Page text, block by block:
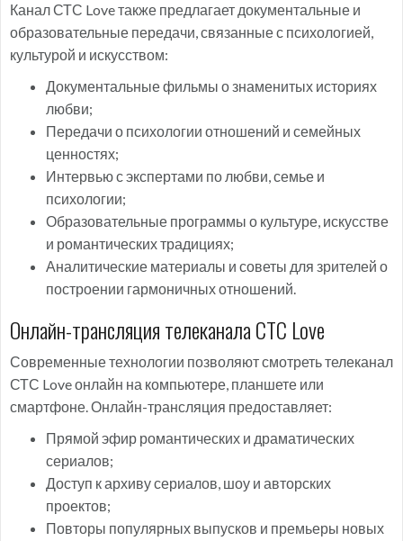
Канал СТС Love также предлагает документальные и
образовательные передачи, связанные с психологией,
культурой и искусством:
Документальные фильмы о знаменитых историях
любви;
Передачи о психологии отношений и семейных
ценностях;
Интервью с экспертами по любви, семье и
психологии;
Образовательные программы о культуре, искусстве
и романтических традициях;
Аналитические материалы и советы для зрителей о
построении гармоничных отношений.
Онлайн-трансляция телеканала СТС Love
Современные технологии позволяют смотреть телеканал
СТС Love онлайн на компьютере, планшете или
смартфоне. Онлайн-трансляция предоставляет:
Прямой эфир романтических и драматических
сериалов;
Доступ к архиву сериалов, шоу и авторских
проектов;
Повторы популярных выпусков и премьеры новых